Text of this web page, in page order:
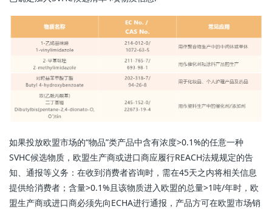
如果投放欧盟市场的“物品”类产品中含有浓度>0.1%的任意一种
SVHC候选物质，欧盟生产商或进口商应履行REACH法规规定的告
知、通报等义务：在收到消费者咨询时，需在45天之内将相关信息
提供给消费者；含量>0.1%且该物质进入欧盟的总量>1吨/年时，欧
盟生产商或进口商必须先向ECHA进行通报，产品方可在欧盟市场销